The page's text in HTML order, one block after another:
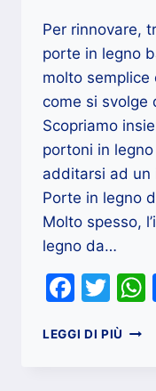
Per rinnovare,
porte in legno
molto semplice
come si svolge
Scopriamo
portoni in
additarsi ad
Porte in legno
Molto spesso,
legno da…
LEGGI DI PIÙ